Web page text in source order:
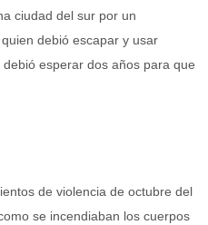
ciudad del sur por un
debió escapar y usar
esperar dos años para que
de violencia de octubre del
se incendiaban los cuerpos